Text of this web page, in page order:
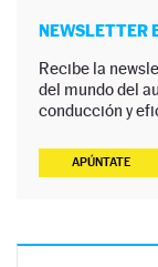
NEWSLETTER
Recibe la
del mundo del
conducción y
APÚNTATE